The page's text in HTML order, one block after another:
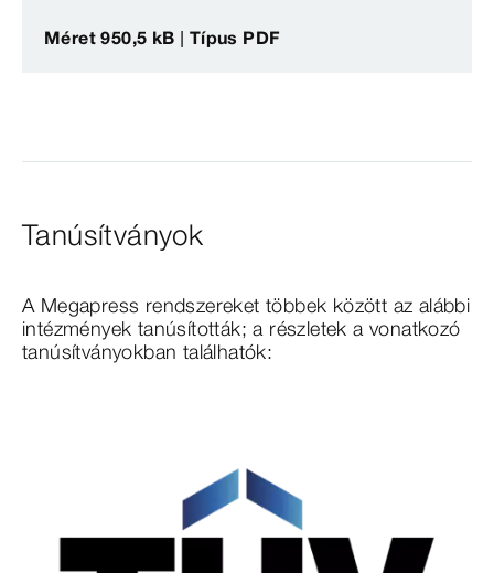
Méret 950,5 kB | Típus PDF
Tanúsítványok
A Megapress rendszereket többek között az alábbi
intézmények tanúsították; a részletek a vonatkozó
tanúsítványokban találhatók: